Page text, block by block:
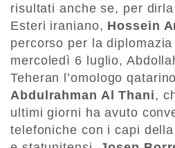
risultati anche se, per
Esteri iraniano, Hossein
percorso per la
mercoledì 6 luglio,
Teheran l’omologo
Abdulrahman Al Thani,
ultimi giorni ha avuto
telefoniche con i capi